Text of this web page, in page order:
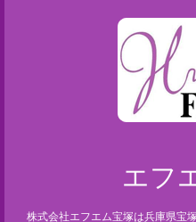
エフ
株式会社エフエム宝塚は兵庫県宝